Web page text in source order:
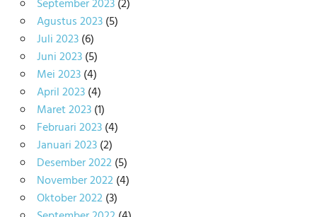
September 2023(2)
Agustus 2023(5)
Juli 2023(6)
Juni 2023(5)
Mei 2023(4)
April 2023(4)
Maret 2023(1)
Februari 2023(4)
Januari 2023(2)
Desember 2022(5)
November 2022(4)
Oktober 2022(3)